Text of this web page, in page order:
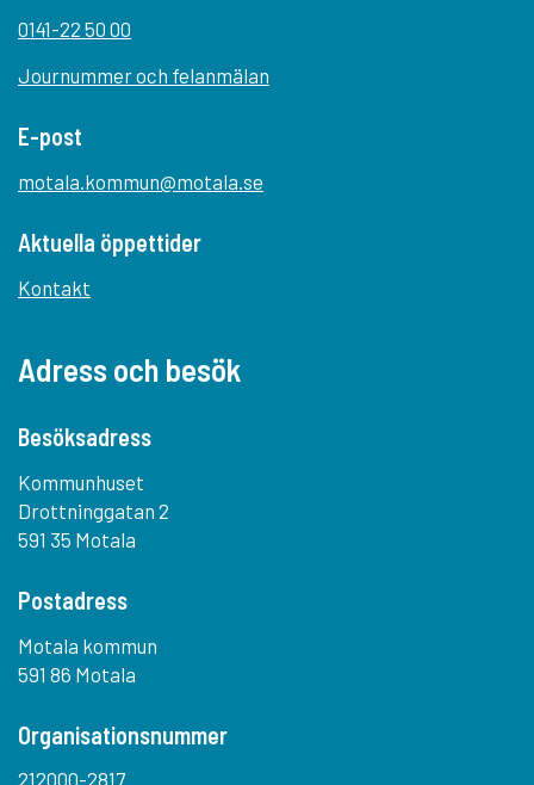
0141-22 50 00
Journummer och felanmälan
E-post
motala.kommun@motala.se
Aktuella öppettider
Kontakt
Adress och besök
Besöksadress
Kommunhuset
Drottninggatan 2
591 35 Motala
Postadress
Motala kommun
591 86 Motala
Organisationsnummer
212000-2817